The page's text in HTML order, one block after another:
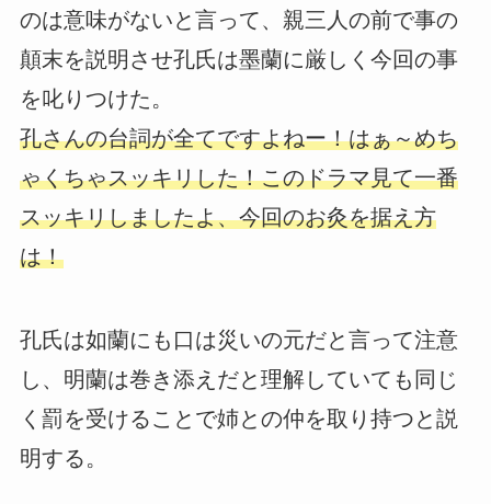
のは意味がないと言って、親三人の前で事の
顛末を説明させ孔氏は墨蘭に厳しく今回の事
を叱りつけた。
孔さんの台詞が全てですよねー！はぁ～めち
ゃくちゃスッキリした！このドラマ見て一番
スッキリしましたよ、今回のお灸を据え方
は！
孔氏は如蘭にも口は災いの元だと言って注意
し、明蘭は巻き添えだと理解していても同じ
く罰を受けることで姉との仲を取り持つと説
明する。